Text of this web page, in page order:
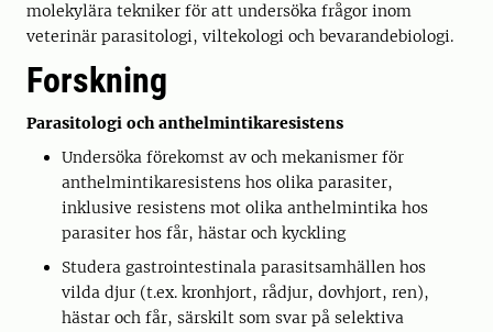
molekylära tekniker för att undersöka frågor inom
veterinär parasitologi, viltekologi och bevarandebiologi.
Forskning
Parasitologi och anthelmintikaresistens
Undersöka förekomst av och mekanismer för
anthelmintikaresistens hos olika parasiter,
inklusive resistens mot olika anthelmintika hos
parasiter hos får, hästar och kyckling
Studera gastrointestinala parasitsamhällen hos
vilda djur (t.ex. kronhjort, rådjur, dovhjort, ren),
hästar och får, särskilt som svar på selektiva